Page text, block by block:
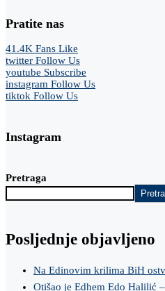
Pratite nas
41.4K Fans Like
twitter Follow Us
youtube Subscribe
instagram Follow Us
tiktok Follow Us
Instagram
Pretraga
Posljednje objavljeno
Na Edinovim krilima BiH
Otišao je Edhem Edo Halilić